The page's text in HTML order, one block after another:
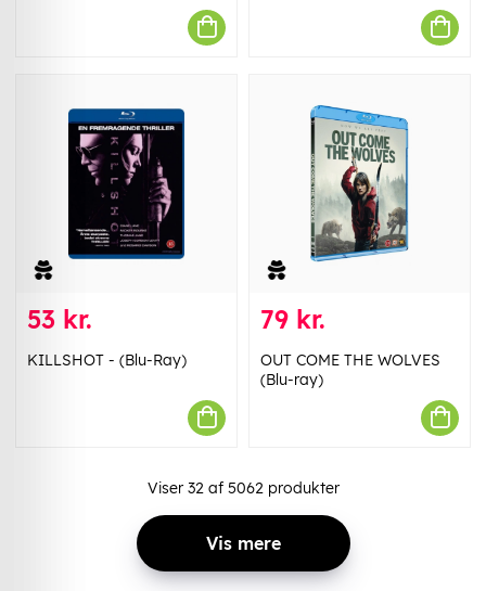
53 kr.
KILLSHOT - (Blu-Ray)
79 kr.
OUT COME THE WOLVES
(Blu-ray)
Viser 32af 5062produkter
Vis mere